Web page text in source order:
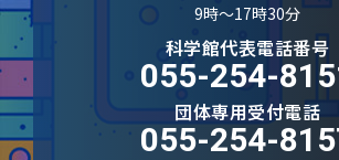
9時～17時30分
科学館代表電話番号
055-254-
団体専用受付電話
055-254-